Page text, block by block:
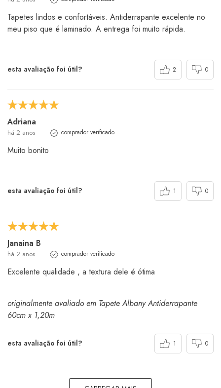
Tapetes lindos e confortáveis. Antiderrapante excelente no
meu piso que é laminado. A entrega foi muito rápida.
esta avaliação foi útil? 2 0
Adriana
há 2 anos comprador verificado
Muito bonito
esta avaliação foi útil? 1 0
Janaina B
há 2 anos comprador verificado
Excelente qualidade , a textura dele é ótima
originalmente avaliado em Tapete Albany Antiderrapante
60cm x 1,20m
esta avaliação foi útil? 1 0